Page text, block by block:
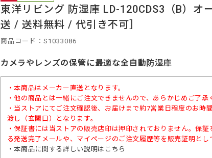
東洋リビング 防湿庫 LD-120CDS3（B）オ
送 / 送料無料 / 代引き不可］
商品コード：S1033086
カメラやレンズの保管に最適な全自動防湿庫
・本商品はメーカー直送となります。
・他の商品とは一緒にご注文できませんので、あらかじめご了承
・当ストアにてご注文確認後、お届けまで約7営業日程度のお時
渡し（玄関口）となります。
・保証書には当ストアの販売店印は押印されておりません。保
る発送完了メールや、マイページのご注文履歴等を販売証明とし
・本商品に関する詳しい説明は こちら